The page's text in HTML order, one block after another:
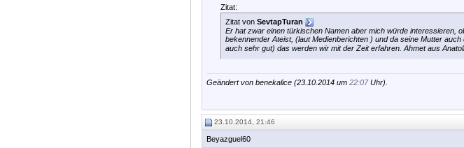
Zitat:
Zitat von SevtapTuran
Er hat zwar einen türkischen Namen aber mich würde interessieren,
bekennender Ateist, (laut Medienberichten ) und da seine Mutter
auch sehr gut) das werden wir mit der Zeit erfahren. Ahmet aus
Geändert von benekalice (23.10.2014 um 22:07Uhr).
23.10.2014, 21:46
Beyazguel60